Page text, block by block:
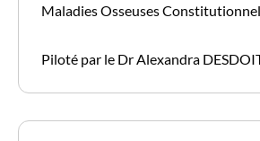
Maladies Osseuses
Piloté par le Dr Alexandra